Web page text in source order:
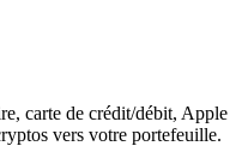
carte de crédit/débit, Apple
vers votre portefeuille.